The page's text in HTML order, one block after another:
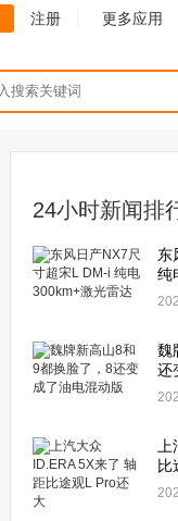
注册 更多应用
24小时新闻排
东
纯
魏
还
比